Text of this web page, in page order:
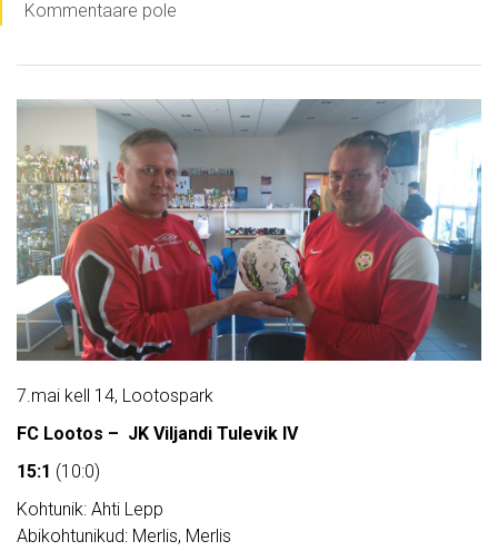
Kommentaare pole
7.mai kell 14, Lootospark
FC Lootos – JK Viljandi Tulevik IV
15:1 (10:0)
Kohtunik: Ahti Lepp
Abikohtunikud: Merlis, Merlis